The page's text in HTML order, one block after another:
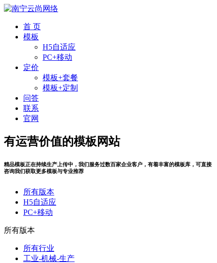
首 页
模板
H5自适应
PC+移动
定价
模板+套餐
模板+定制
问答
联系
官网
有运营价值的模板网站
精品模板正在持续生产上传中，我们服务过数百家企业客户，有着丰富的模板库，可直接
咨询我们获取更多模板与专业推荐
所有版本
H5自适应
PC+移动
所有版本
所有行业
工业-机械-生产